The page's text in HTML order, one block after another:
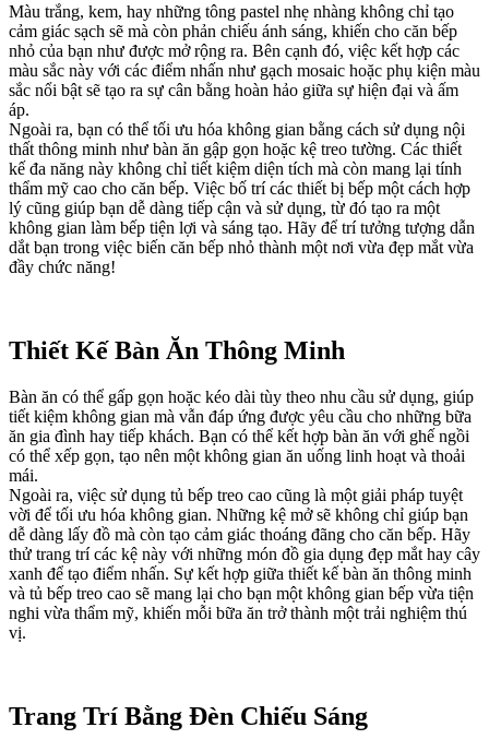
Màu trắng, kem, hay những tông pastel nhẹ nhàng không chỉ tạo
cảm giác sạch sẽ mà còn phản chiếu ánh sáng, khiến cho căn bếp
nhỏ của bạn như được mở rộng ra. Bên cạnh đó, việc kết hợp các
màu sắc này với các điểm nhấn như gạch mosaic hoặc phụ kiện màu
sắc nổi bật sẽ tạo ra sự cân bằng hoàn hảo giữa sự hiện đại và ấm
áp.
Ngoài ra, bạn có thể tối ưu hóa không gian bằng cách sử dụng nội
thất thông minh như bàn ăn gập gọn hoặc kệ treo tường. Các thiết
kế đa năng này không chỉ tiết kiệm diện tích mà còn mang lại tính
thẩm mỹ cao cho căn bếp. Việc bố trí các thiết bị bếp một cách hợp
lý cũng giúp bạn dễ dàng tiếp cận và sử dụng, từ đó tạo ra một
không gian làm bếp tiện lợi và sáng tạo. Hãy để trí tưởng tượng dẫn
dắt bạn trong việc biến căn bếp nhỏ thành một nơi vừa đẹp mắt vừa
đầy chức năng!
Thiết Kế Bàn Ăn Thông Minh
Bàn ăn có thể gấp gọn hoặc kéo dài tùy theo nhu cầu sử dụng, giúp
tiết kiệm không gian mà vẫn đáp ứng được yêu cầu cho những bữa
ăn gia đình hay tiếp khách. Bạn có thể kết hợp bàn ăn với ghế ngồi
có thể xếp gọn, tạo nên một không gian ăn uống linh hoạt và thoải
mái.
Ngoài ra, việc sử dụng tủ bếp treo cao cũng là một giải pháp tuyệt
vời để tối ưu hóa không gian. Những kệ mở sẽ không chỉ giúp bạn
dễ dàng lấy đồ mà còn tạo cảm giác thoáng đãng cho căn bếp. Hãy
thử trang trí các kệ này với những món đồ gia dụng đẹp mắt hay cây
xanh để tạo điểm nhấn. Sự kết hợp giữa thiết kế bàn ăn thông minh
và tủ bếp treo cao sẽ mang lại cho bạn một không gian bếp vừa tiện
nghi vừa thẩm mỹ, khiến mỗi bữa ăn trở thành một trải nghiệm thú
vị.
Trang Trí Bằng Đèn Chiếu Sáng